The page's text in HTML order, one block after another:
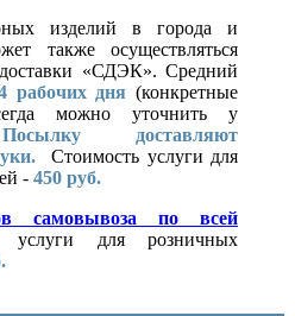
изделий в города и
также осуществляться
«СДЭК». Средний
рабочих дня (конкретные
можно уточнить у
Посылку доставляют
Стоимость услуги для
- 450 руб.
самовывоза по всей
услуги для розничных